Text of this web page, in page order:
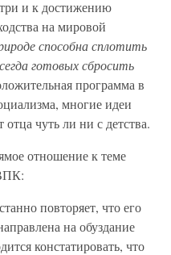
и к достижению
на мировой
способна сплотить
готовых сбросить
программа в
многие идеи
чуть ли ни с детства.
отношение к теме
повторяет, что его
на обуздание
констатировать, что